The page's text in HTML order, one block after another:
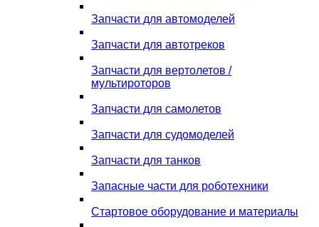
Запчасти для автомоделей
Запчасти для автотреков
Запчасти для вертолетов /
мультироторов
Запчасти для самолетов
Запчасти для судомоделей
Запчасти для танков
Запасные части для роботехники
Стартовое оборудование и материалы